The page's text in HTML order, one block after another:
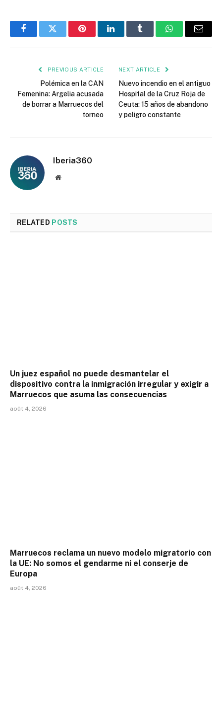
FacebookTwitter PinterestLinkedInTumblr WhatsAppEmail
PREVIOUS ARTICLE
Polémica en la CAN
Femenina: Argelia acusada
de borrar a Marruecos del
torneo
NEXT ARTICLE
Nuevo incendio en el antiguo
Hospital de la Cruz Roja de
Ceuta: 15 años de abandono
y peligro constante
Iberia360
Website
RELATED POSTS
Un juez español no puede desmantelar el
dispositivo contra la inmigración irregular y exigir a
Marruecos que asuma las consecuencias
août 4, 2026
Marruecos reclama un nuevo modelo migratorio con
la UE: No somos el gendarme ni el conserje de
Europa
août 4, 2026